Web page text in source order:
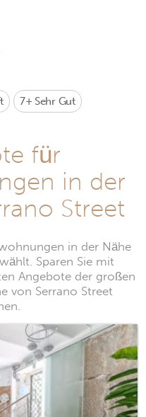
7+ Sehr Gut
für
in der
Street
in der Nähe
Sparen Sie mit
Angebote der großen
von Serrano Street